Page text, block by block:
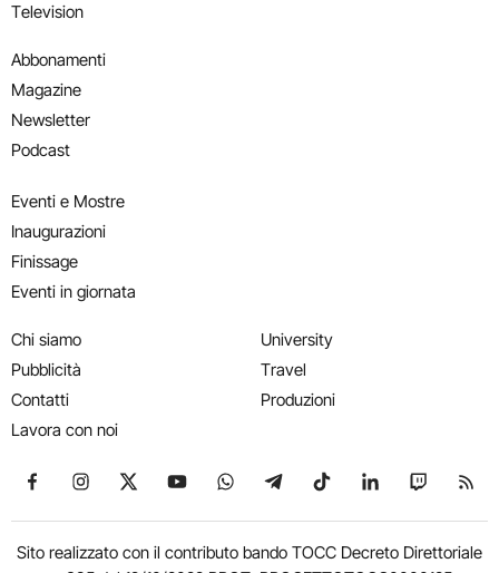
Television
Abbonamenti
Magazine
Newsletter
Podcast
Eventi e Mostre
Inaugurazioni
Finissage
Eventi in giornata
Chi siamo
Pubblicità
Contatti
Lavora con noi
University
Travel
Produzioni
Seguici su Facebook
Seguici su Instagram
Seguici su X
Seguici su YouTube
Seguici su WhatsApp
Seguici su Telegram
Seguici su TikTok
Seguici su
Seguici
Sito realizzato con il contributo bando TOCC Decreto Direttoriale